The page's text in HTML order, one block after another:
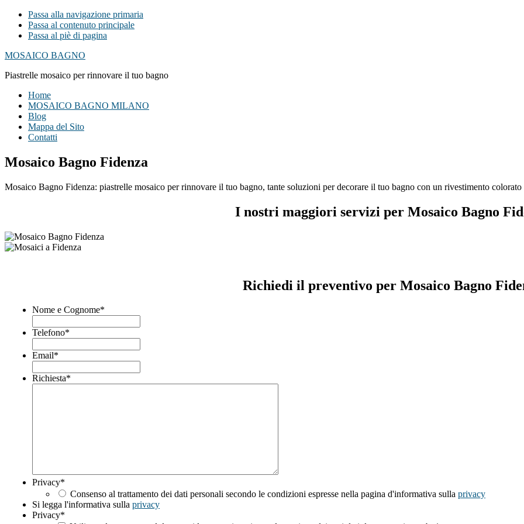
Passa alla navigazione primaria
Passa al contenuto principale
Passa al piè di pagina
MOSAICO BAGNO
Piastrelle mosaico per rinnovare il tuo bagno
Home
MOSAICO BAGNO MILANO
Blog
Mappa del Sito
Contatti
Mosaico Bagno Fidenza
Mosaico Bagno Fidenza: piastrelle mosaico per rinnovare il tuo bagno, tante soluzioni per decorare il tuo bagno con un rivestimento colorato
I nostri maggiori servizi per Mosaico Bagno
Richiedi il preventivo per Mosaico Bagno
Nome e Cognome*
Telefono*
Email*
Richiesta*
Privacy*
Consenso al trattamento dei dati personali secondo le condizioni espresse nella pagina d'informativa sulla privacy
Si legga l'informativa sulla privacy
Privacy*